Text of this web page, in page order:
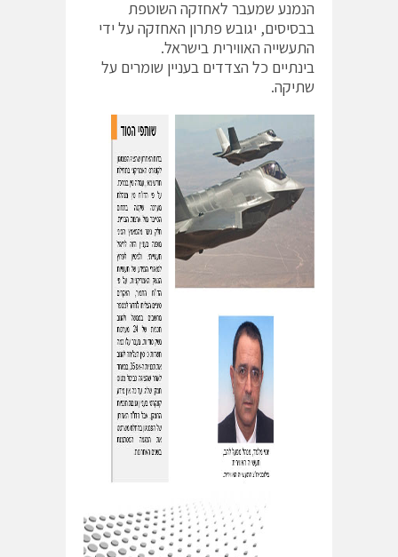
הנמנע שמעבר לאחזקה השוטפת
בבסיסים, יגובש פתרון האחזקה על ידי
התעשייה האווירית בישראל.
בינתיים כל הצדדים בעניין שומרים על
שתיקה.